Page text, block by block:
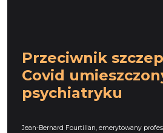
Przeciwnik
Covid
psychiatryku
Jean-Bernard Fourtillan, emerytowany